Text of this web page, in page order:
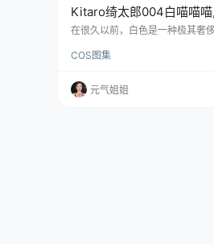
Kitaro绮太郎004白喵喵喵
挺费腰
在很久以前，白色是一种极其奢
果能白得一尘不染，说明穿它的
费欣赏：点击直达 全集欣赏：点
天，小元在后台看着新传上来的
COS图集
元气姐姐